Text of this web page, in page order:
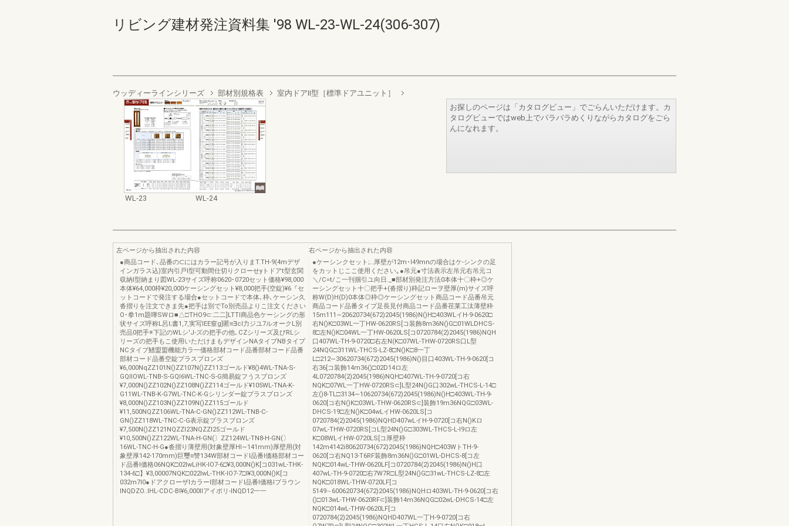
リビング建材発注資料集 '98 WL-23-WL-24(306-307)
ウッディーラインシリーズ 部材別規格表 室内ドアII型［標準ドアユニット］
WL-23 WL-24
お探しのページは「カタログビュー」でごらんいただけます。カ
タログビューではweb上でパラパラめくりながらカタログをごら
んになれます。
左ページから抽出された内容
●商品コード､品番の⊂にはカラー記号が入りまT.TH-9(4mデザ
インガラス込)室内引戸l型可動間仕切りクローせyトドアt型玄関
収納Ⅰ型納まり図WL-23サイズ呼称0620･0720セット価格¥98,000
本体¥64,000枠¥20,000ケーシングセット¥8,000把手(空錠)¥6『セ
ットコードで発注する場合●セットコードで本体､枠､ケーシン久
沓摺りを注文できま先●把手は別でTo別売品よりこ注文ください
O･拳1m題嘩SWロ■△□THO9⊂:二二]LTTl商品色ケーシングの形
状サイズ呼称L呂l;書1,7,実写lEE窒g]匿≡∃cl力ジユ7ルオークL別
売品0把手※下記のWLシ'J-ズの把手の他､CZシリーズ及びRLシ
リーズの把手もこ使用いただけまもデザインNAタイプNBタイプ
NCタイプ鰭盟盟機能力ラ一価格部材コード品番部材コード品番
部材コード品番空錠プラスブロンズ
¥6,000NqZZ101N()ZZ107N()ZZ113ゴールド¥8()4WL-TNA-S-
GQllOWL-TNB-S-GQl6WL-TNC-S-G簡易錠フうスブロンズ
¥7,000N()ZZ102N()ZZ108N()ZZ114ゴールド¥105WL-TNA-K-
G11WL-TNB-K-G7WL-TNC-K-Gシリンダー錠プラスブロンズ
¥8,000N()ZZ103N()ZZ109N()ZZ115ゴールド
¥11,500NQZZ106WL-TNA-C-GN()ZZ112WL-TNB-C-
GN()ZZ118WL-TNC-C-G表示錠プラスブロンズ
¥7,500N()ZZ121NQZZl23NQZZl25ゴールド
¥10,500N()ZZ122WL-TNA-H-GN(〕ZZ124WL-TN8-H-GN(〕
16WL-TNC-H-G●沓摺り薄壁用(対象壁厚Hl∼141mm)厚壁用(対
象壁厚142-170mm)巨璽≡讐134W部材コードl品番l価格部材コー
ド品番l価格06NQK□02lwLiHK-lO7-6□¥3,000N()K[コ031wL-THK-
134-6□】¥3,00007NQK□022lwL-THK-lO7-7□l¥3,000N()K[コ
032m7l0●ドアクローザlカラーl部材コードl品番l価格lブラウン
lNQDZO..lHL-CDC-Bl¥6,000Ilアイポリ-lNQD12一一
右ページから抽出された内容
●ケーシンクセット;…厚壁が12m･I49mnの場合はケ-シンクの足
をカットじここ使用ください｡●吊元●寸法表示左吊元右吊元コ
＼/C=t/こ一刊掴引ユ向日._■部材別発注方法0本体十〇枠+◎ケ
ーシングセット十〇把手+(沓摺り)枠記ローヲ壁厚(m)サイズ呼
称W(D)H(D)0本体◎枠◎ケーシングセット商品コード品番吊元
商品コード品番タイプ足長見付商品コード品番荏莱工汰薄壁枠
15m111∼20620734(672)2045(1986)N()H□403WLイH-9-0620□
右N()K□03WL一丁HW-0620RS[コ装飾8m36N()G□01WLDHCS-
8□左N()K□04WL一丁HW-0620LS[コ0720784(2)2045(1986)NQH
口407WL-TH-9-0720□右左N(K□07WL-THW-0720RS口L型
24NQG□311WL-THCS-LZ-8□N()K□8一丁
L□212∼30620734(672)2045(1986)N()目口403WL-TH-9-0620[コ
右36[コ装飾14m36()□02D14ロ左
4L0720784(2)2045(1986)NQH□407WL-TH-9-0720[コ右
NQK□07WL一丁HW-0720RS⊂]L型24N()G口302wL-THCS-L-14□
左()8-TL□3134∼10620734(672)2045(1986)N()H□403WL-TH-9-
0620[コ右N()K□03WL-THW-0620RS⊂]装飾19m36NQG□03WL-
DHCS-19□左N()K□04wLイHW-0620LS[コ
0720784(2)2045(1986)NQHD407wLイH-9-0720[コ右N()Kロ
07wL-THW-0720RS[コL型24N()G□303WL-THCS-L-l9ロ左
K□08WLイHW-0720LS[コ厚壁枠
142m4142i80620734(672)2045(1986)NQH□403WトTH-9-
0620[コ右NQ13-T6RF装飾8m36N()G□01WL-DHCS-8[コ左
NQK□014wL-THW-0620LF[コ0720784(2)2045(1986)N()H口
407wL-TH-9-0720□右7W7R□L型24N()G□31wL-THCS-LZ-8□左
NQK□018WL-THW-0720LF[コ
5149∼600620734(672)2045(1986)NQHロ403WL-TH-9-0620[コ右
()□013wL-THW-0620RF⊂]装飾14m36NQG□02wL-DHCS-14□左
NQK□014wL-THW-0620LF[コ
0720784(2)2045(1986)NQHD407WL一丁H-9-0720[コ右